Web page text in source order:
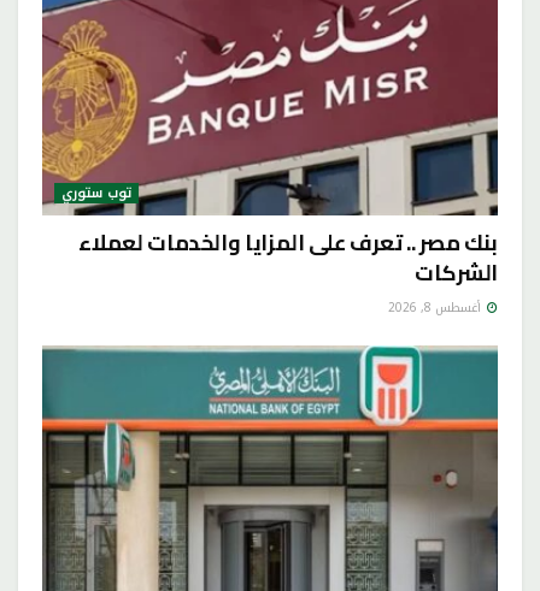
توب ستوري
بنك مصر .. تعرف على المزايا والخدمات لعملاء
الشركات
أغسطس 8, 2026